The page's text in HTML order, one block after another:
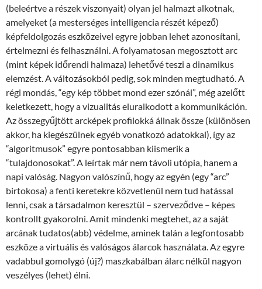
(beleértve a részek viszonyait) olyan jel halmazt alkotnak,
amelyeket (a mesterséges intelligencia részét képező)
képfeldolgozás eszközeivel egyre jobban lehet azonosítani,
értelmezni és felhasználni. A folyamatosan megosztott arc
(mint képek időrendi halmaza) lehetővé teszi a dinamikus
elemzést. A változásokból pedig, sok minden megtudható. A
régi mondás, “egy kép többet mond ezer szónál”, még azelőtt
keletkezett, hogy a vizualitás eluralkodott a kommunikáción.
Az összegyűjtött arcképek profilokká állnak össze (különösen
akkor, ha kiegészülnek egyéb vonatkozó adatokkal), így az
“algoritmusok” egyre pontosabban kiismerik a
“tulajdonosokat”. A leírtak már nem távoli utópia, hanem a
napi valóság. Nagyon valószínű, hogy az egyén (egy “arc”
birtokosa) a fenti keretekre közvetlenül nem tud hatással
lenni, csak a társadalmon keresztül – szerveződve – képes
kontrollt gyakorolni. Amit mindenki megtehet, az a saját
arcának tudatos(abb) védelme, aminek talán a legfontosabb
eszköze a virtuális és valóságos álarcok használata. Az egyre
vadabbul gomolygó (új?) maszkabálban álarc nélkül nagyon
veszélyes (lehet) élni.